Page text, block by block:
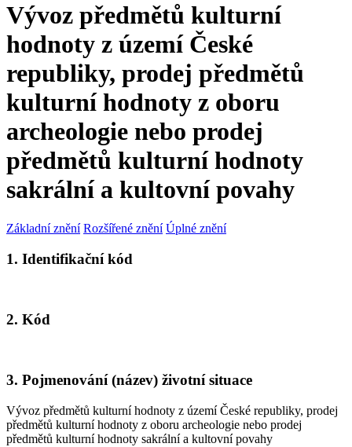
Vývoz předmětů kulturní
hodnoty z území České
republiky, prodej předmětů
kulturní hodnoty z oboru
archeologie nebo prodej
předmětů kulturní hodnoty
sakrální a kultovní povahy
Základní znění Rozšířené znění Úplné znění
1. Identifikační kód
2. Kód
3. Pojmenování (název) životní situace
Vývoz předmětů kulturní hodnoty z území České republiky, prodej
předmětů kulturní hodnoty z oboru archeologie nebo prodej
předmětů kulturní hodnoty sakrální a kultovní povahy